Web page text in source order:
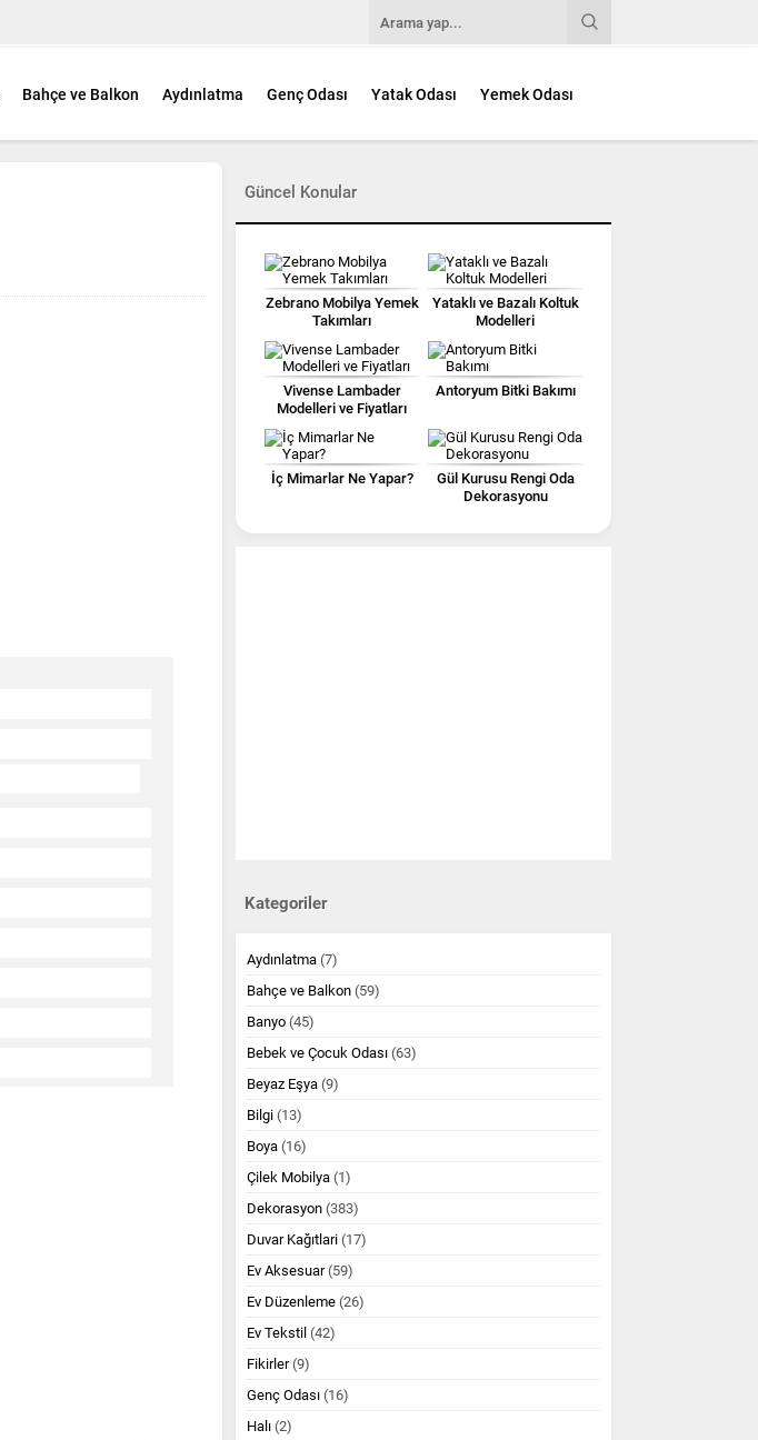
Bahçe ve Balkon Aydınlatma Genç Odası Yatak Odası Yemek Odası
Güncel Konular
Zebrano Mobilya Yemek
Takımları
Yataklı ve Bazalı Koltuk
Modelleri
Vivense Lambader
Modelleri ve Fiyatları
Antoryum Bitki Bakımı
İç Mimarlar Ne Yapar?
Gül Kurusu Rengi Oda
Dekorasyonu
Kategoriler
Aydınlatma (7)
Bahçe ve Balkon (59)
Banyo (45)
Bebek ve Çocuk Odası (63)
Beyaz Eşya (9)
Bilgi (13)
Boya (16)
Çilek Mobilya (1)
Dekorasyon (383)
Duvar Kağıtlari (17)
Ev Aksesuar(59)
Ev Düzenleme (26)
Ev Tekstil (42)
Fikirler(9)
Genç Odası (16)
Halı (2)